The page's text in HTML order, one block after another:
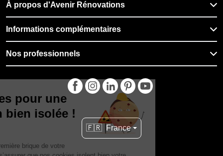
À propos d'Avenir Rénovations
Informations complémentaires
Nos professionnels
🇫🇷 France